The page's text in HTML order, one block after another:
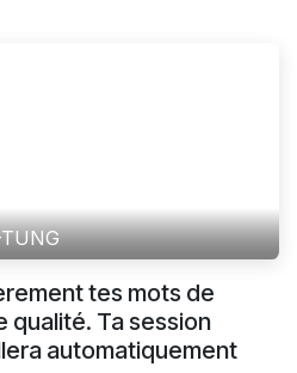
tes mots de
qualité. Ta session
automatiquement